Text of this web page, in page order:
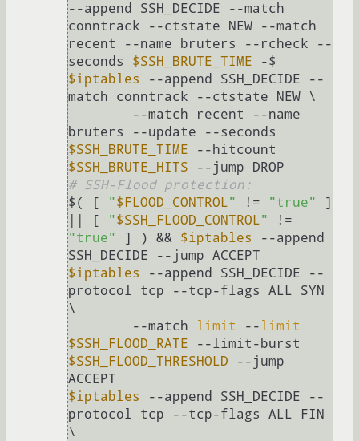
--append SSH_DECIDE --match
conntrack --ctstate NEW --match
recent --name bruters --rcheck --
seconds $SSH_BRUTE_TIME
$iptables
--append SSH_DECIDE --
match conntrack --ctstate NEW \
$SSH_BRUTE_TIME
$SSH_BRUTE_HITS
# SSH-Flood protection:
$( [
"$FLOOD_CONTROL" != "true"
]
|| [
"$SSH_FLOOD_CONTROL"
"true"
] ) && $iptables
--append
$iptables
--append SSH_DECIDE --
protocol tcp --tcp-flags ALL SYN
\
        --match
limit --limit
$SSH_FLOOD_RATE
$SSH_FLOOD_THRESHOLD --jump
$iptables
--append SSH_DECIDE --
protocol tcp --tcp-flags ALL FIN
\